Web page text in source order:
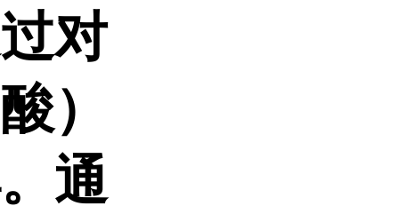
对
）
通